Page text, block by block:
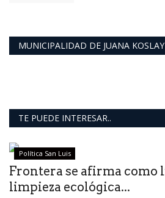
MUNICIPALIDAD DE JUANA KOSLAY
TE PUEDE INTERESAR..
Política San Luis
Frontera se afirma como
limpieza ecológica...